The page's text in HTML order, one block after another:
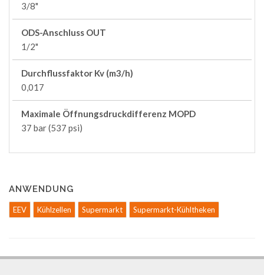
3/8"
ODS-Anschluss OUT
1/2"
Durchflussfaktor Kv (m3/h)
0,017
Maximale Öffnungsdruckdifferenz MOPD
37 bar (537 psi)
ANWENDUNG
EEV Kühlzellen Supermarkt Supermarkt-Kühltheken